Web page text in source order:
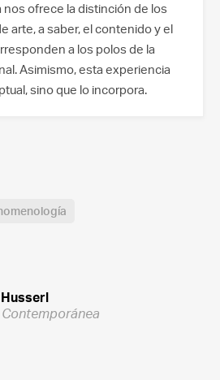
ofrece la distinción de los
arte, a saber, el contenido y el
a los polos de la
Asimismo, esta experiencia
sino que lo incorpora.